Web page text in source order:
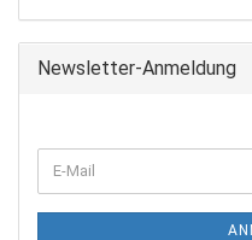
Newsletter-Anmeldung
ZUR
NEWSLETTER-
E-
Mail